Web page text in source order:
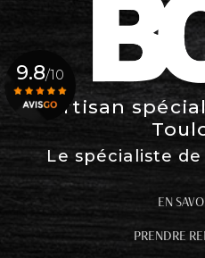
Artisan
Le spécialiste
EN
PRENDRE
9.8/10